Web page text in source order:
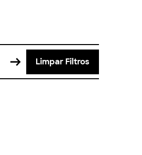
Limpar Filtros